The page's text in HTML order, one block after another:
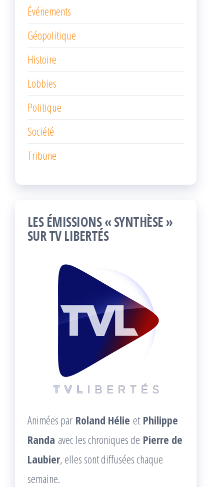
Événements
Géopolitique
Histoire
Lobbies
Politique
Société
Tribune
LES ÉMISSIONS « SYNTHÈSE »
SUR TV LIBERTÉS
Animées par Roland Hélie et Philippe
Randa avec les chroniques de Pierre de
Laubier, elles sont diffusées chaque
semaine.